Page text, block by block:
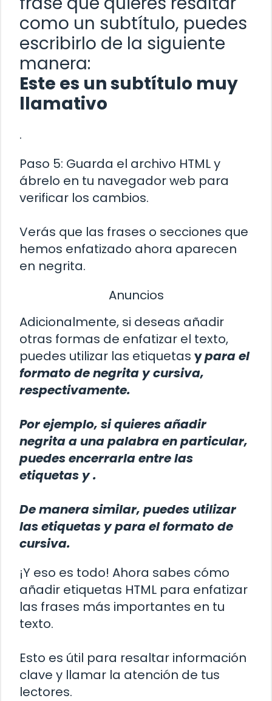
como un subtítulo, puedes
escribirlo de la siguiente
manera:
Este es un subtítulo muy
llamativo
.
Paso 5: Guarda el archivo HTML y
ábrelo en tu navegador web para
verificar los cambios.
Verás que las frases o secciones que
hemos enfatizado ahora aparecen
en negrita.
Anuncios
Adicionalmente, si deseas añadir
otras formas de enfatizar el texto,
puedes utilizar las etiquetas ypara el
formato de negrita y cursiva,
respectivamente.
Por ejemplo, si quieres añadir
negrita a una palabra en particular,
puedes encerrarla entre las
etiquetas y.
De manera similar, puedes utilizar
las etiquetas ypara el formato de
cursiva.
¡Y eso es todo! Ahora sabes cómo
añadir etiquetas HTML para enfatizar
las frases más importantes en tu
texto.
Esto es útil para resaltar información
clave y llamar la atención de tus
lectores.